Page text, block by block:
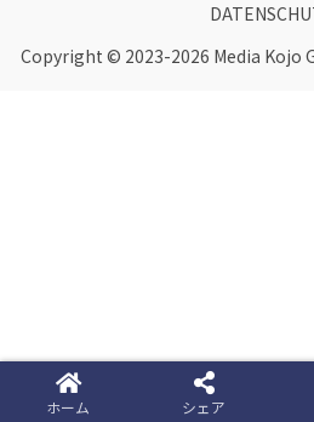
Copyright © 2023-2026 Media Kojo
ホーム シェア